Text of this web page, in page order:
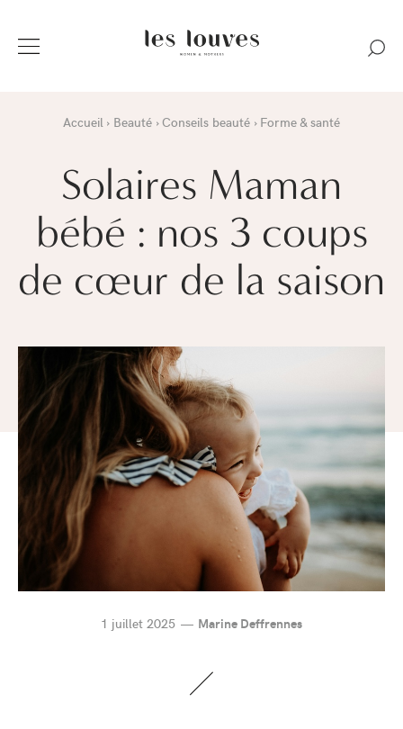
Accueil Beauté Conseils beauté Forme & santé
Solaires Maman
bébé : nos 3 coups
de cœur de la saison
1 juillet 2025 Marine Deffrennes